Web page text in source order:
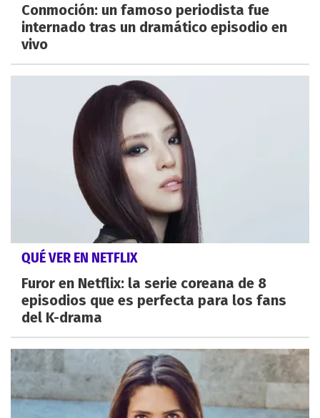
Conmoción: un famoso periodista fue
internado tras un dramático episodio en
vivo
QUÉ VER EN NETFLIX
Furor en Netflix: la serie coreana de 8
episodios que es perfecta para los fans
del K-drama